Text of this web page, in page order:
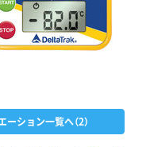
ーション一覧へ（2）